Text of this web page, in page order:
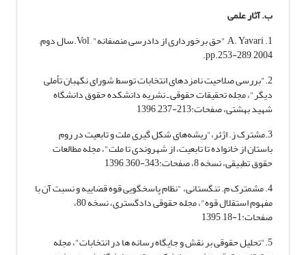
ب. آثار علمی
1.
A. Yavari, "حق برخورداری از دادرسی منصفانه" , Vol.سال دوم,
pp.253-289, 2004.
2."بررسی صلاحیت نامزدهای انتخابات توسط شورای نگهبان تأملی
دیگر"، مجله تحقیقات حقوقی ـ نشریه دانشکده حقوق دانشگاه
شهید بهشتی، صفحات:213-237, 1396
3.مشترک ز. اژئر،"ریشه‌های شکل گیری ملت و تابعیت در روم
باستان از خانواده تا تابعیت، از شهروندی تا ملت"، مجله مطالعات
حقوق تطبیقی، نسخه 8، صفحات:343-360, 1396
4. مشمترک م. تنگستانی، "نظام پاسخگویی قوه قضاییه و نسبت آن با
مفهوم استقلال قوه"، مجله حقوقی دادگستری، نسخه 80،
صفحات:1-18, 1395
5."تحلیل حقوقی بر نقش و جایگاه رسانه ها در انتخابات"، مجله